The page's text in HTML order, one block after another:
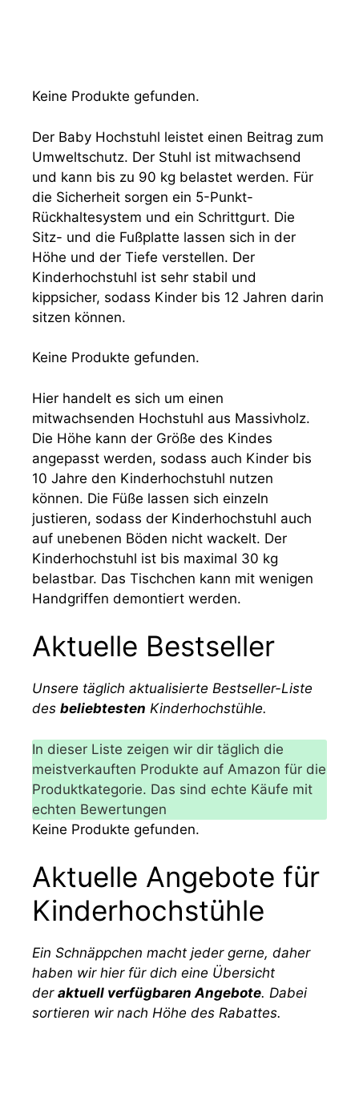
Keine Produkte gefunden.
Der Baby Hochstuhl leistet einen Beitrag zum
Umweltschutz. Der Stuhl ist mitwachsend
und kann bis zu 90 kg belastet werden. Für
die Sicherheit sorgen ein 5-Punkt-
Rückhaltesystem und ein Schrittgurt. Die
Sitz- und die Fußplatte lassen sich in der
Höhe und der Tiefe verstellen. Der
Kinderhochstuhl ist sehr stabil und
kippsicher, sodass Kinder bis 12 Jahren darin
sitzen können.
Keine Produkte gefunden.
Hier handelt es sich um einen
mitwachsenden Hochstuhl aus Massivholz.
Die Höhe kann der Größe des Kindes
angepasst werden, sodass auch Kinder bis
10 Jahre den Kinderhochstuhl nutzen
können. Die Füße lassen sich einzeln
justieren, sodass der Kinderhochstuhl auch
auf unebenen Böden nicht wackelt. Der
Kinderhochstuhl ist bis maximal 30 kg
belastbar. Das Tischchen kann mit wenigen
Handgriffen demontiert werden.
Aktuelle Bestseller
Unsere täglich aktualisierte Bestseller-Liste
des beliebtesten Kinderhochstühle.
In dieser Liste zeigen wir dir täglich die
meistverkauften Produkte auf Amazon für die
Produktkategorie. Das sind echte Käufe mit
echten Bewertungen
Keine Produkte gefunden.
Aktuelle Angebote für
Kinderhochstühle
Ein Schnäppchen macht jeder gerne, daher
haben wir hier für dich eine Übersicht
der aktuell verfügbaren Angebote. Dabei
sortieren wir nach Höhe des Rabattes.